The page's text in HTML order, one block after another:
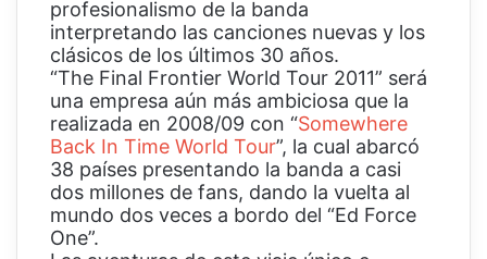
profesionalismo de la banda
interpretando las canciones nuevas y los
clásicos de los últimos 30 años.
“The Final Frontier World Tour 2011” será
una empresa aún más ambiciosa que la
realizada en 2008/09 con “Somewhere
Back In Time World Tour”, la cual abarcó
38 países presentando la banda a casi
dos millones de fans, dando la vuelta al
mundo dos veces a bordo del “Ed Force
One”.